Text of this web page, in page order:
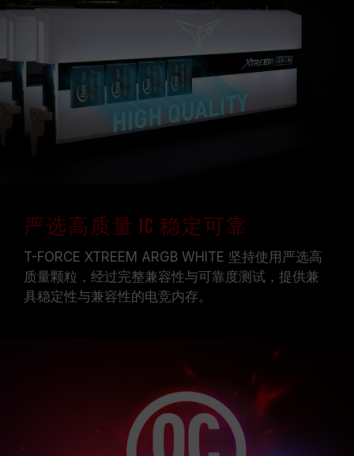
严选高质量 IC 稳定可靠
T-FORCE XTREEM ARGB WHITE 坚持使用严选高
质量颗粒，经过完整兼容性与可靠度测试，提供兼
具稳定性与兼容性的电竞内存。